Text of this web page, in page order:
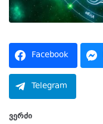
Facebook
Telegram
ვერძი